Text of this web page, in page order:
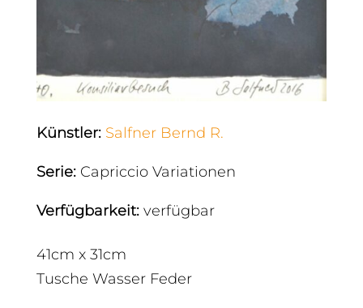
Künstler: Salfner Bernd R.
Serie: Capriccio Variationen
Verfügbarkeit: verfügbar
41cm x 31cm
Tusche Wasser Feder